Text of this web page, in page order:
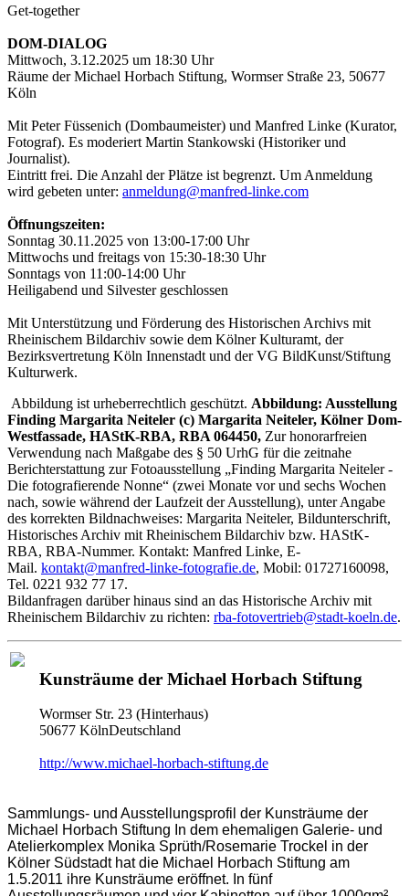
Get-together
DOM-DIALOG
Mittwoch, 3.12.2025 um 18:30 Uhr
Räume der Michael Horbach Stiftung, Wormser Straße 23, 50677
Köln
Mit Peter Füssenich (Dombaumeister) und Manfred Linke (Kurator,
Fotograf). Es moderiert Martin Stankowski (Historiker und
Journalist).
Eintritt frei. Die Anzahl der Plätze ist begrenzt. Um Anmeldung
wird gebeten unter: anmeldung@manfred-linke.com
Öffnungszeiten:
Sonntag 30.11.2025 von 13:00-17:00 Uhr
Mittwochs und freitags von 15:30-18:30 Uhr
Sonntags von 11:00-14:00 Uhr
Heiligabend und Silvester geschlossen
Mit Unterstützung und Förderung des Historischen Archivs mit
Rheinischem Bildarchiv sowie dem Kölner Kulturamt, der
Bezirksvertretung Köln Innenstadt und der VG BildKunst/Stiftung
Kulturwerk.
Abbildung ist urheberrechtlich geschützt. Abbildung: Ausstellung
Finding Margarita Neiteler (c) Margarita Neiteler, Kölner Dom-
Westfassade, HAStK-RBA, RBA 064450, Zur honorarfreien
Verwendung nach Maßgabe des § 50 UrhG für die zeitnahe
Berichterstattung zur Fotoausstellung „Finding Margarita Neiteler -
Die fotografierende Nonne“ (zwei Monate vor und sechs Wochen
nach, sowie während der Laufzeit der Ausstellung), unter Angabe
des korrekten Bildnachweises: Margarita Neiteler, Bildunterschrift,
Historisches Archiv mit Rheinischem Bildarchiv bzw. HAStK-
RBA, RBA-Nummer. Kontakt: Manfred Linke, E-
Mail. kontakt@manfred-linke-fotografie.de, Mobil: 01727160098,
Tel. 0221 932 77 17.
Bildanfragen darüber hinaus sind an das Historische Archiv mit
Rheinischem Bildarchiv zu richten: rba-fotovertrieb@stadt-koeln.de.
Kunsträume der Michael Horbach Stiftung
Wormser Str. 23 (Hinterhaus)
50677 KölnDeutschland
http://www.michael-horbach-stiftung.de
Sammlungs- und Ausstellungsprofil der Kunsträume der
Michael Horbach Stiftung In dem ehemaligen Galerie- und
Atelierkomplex Monika Sprüth/Rosemarie Trockel in der
Kölner Südstadt hat die Michael Horbach Stiftung am
1.5.2011 ihre Kunsträume eröffnet. In fünf